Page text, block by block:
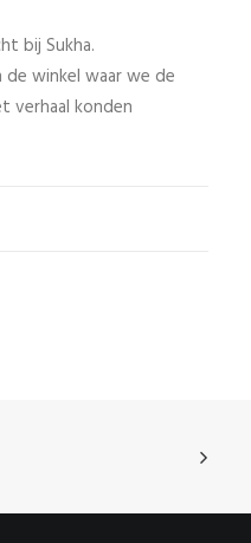
bij Sukha.
winkel waar we de
verhaal konden